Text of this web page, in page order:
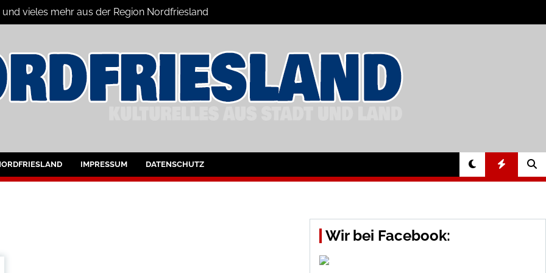
vieles mehr aus der Region Nordfriesland
für Nordfriesland und Husum
IMPRESSUM DATENSCHUTZ
Wir bei Facebook: